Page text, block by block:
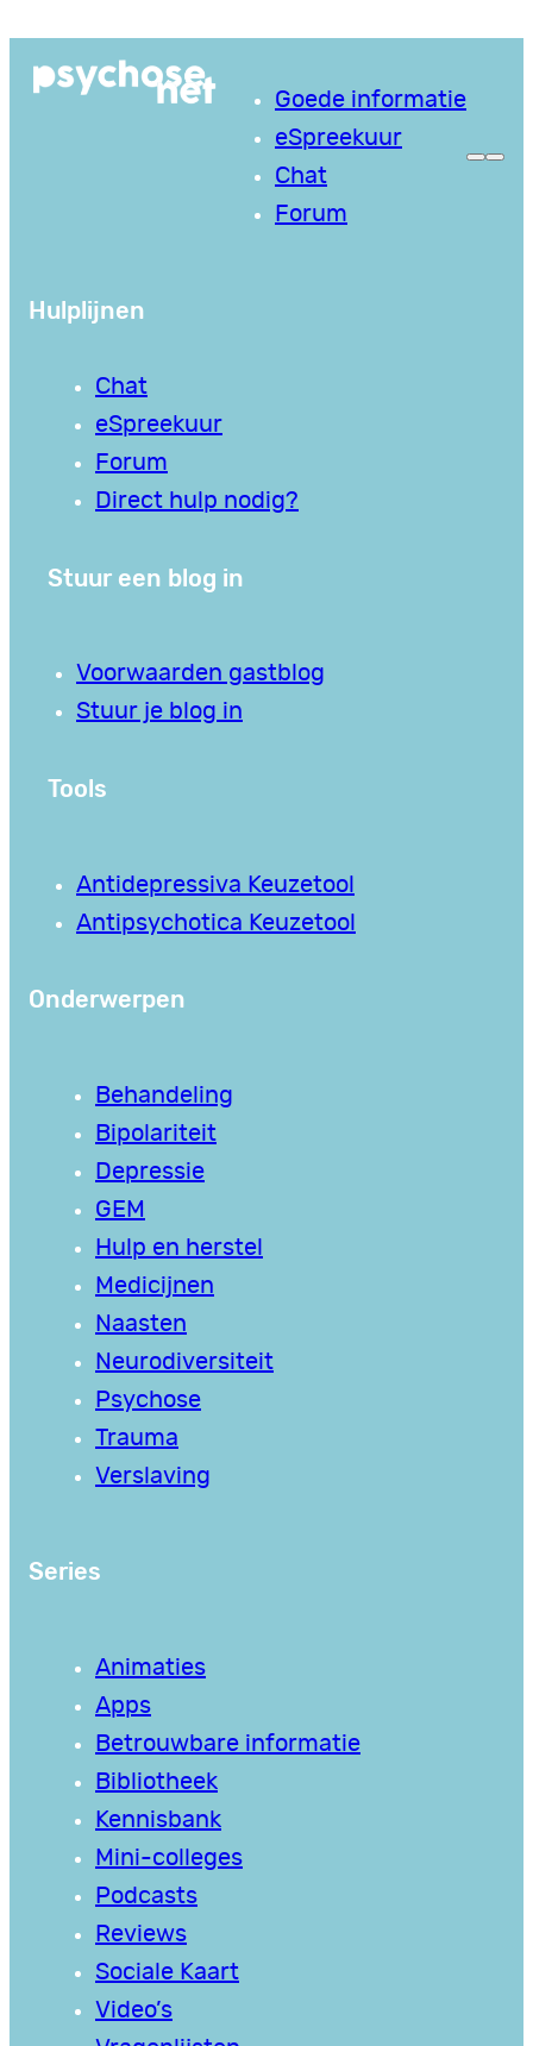
naar
Goede informatie
eSpreekuur
Chat
Forum
Hulplijnen
Chat
eSpreekuur
Forum
Direct hulp nodig?
Stuur een blog in
Voorwaarden gastblog
Stuur je blog in
Tools
Antidepressiva Keuzetool
Antipsychotica Keuzetool
Onderwerpen
Behandeling
Bipolariteit
Depressie
GEM
Hulp en herstel
Medicijnen
Naasten
Neurodiversiteit
Psychose
Trauma
Verslaving
Series
Animaties
Apps
Betrouwbare informatie
Bibliotheek
Kennisbank
Mini-colleges
Podcasts
Reviews
Sociale Kaart
Video’s